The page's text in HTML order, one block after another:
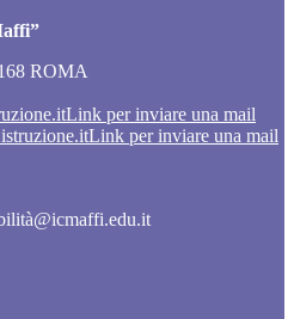
ROMA
Link per inviare una mail
Link per inviare una mail